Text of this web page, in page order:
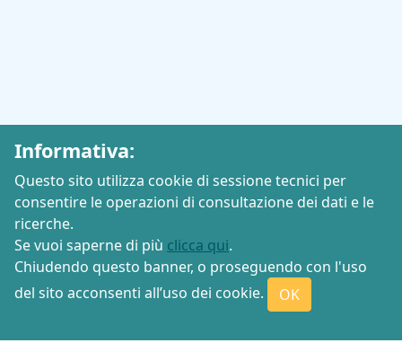
Informativa:
Questo sito utilizza cookie di sessione tecnici per
consentire le operazioni di consultazione dei dati e le
ricerche.
Se vuoi saperne di più clicca qui.
Chiudendo questo banner, o proseguendo con l'uso
del sito acconsenti all’uso dei cookie.
OK